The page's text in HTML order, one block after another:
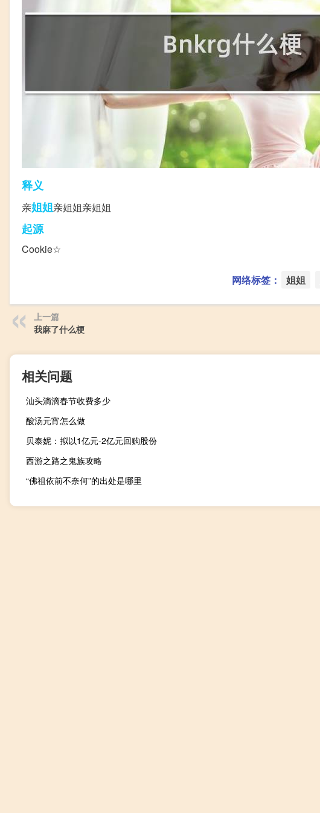
释义
亲姐姐亲姐姐亲姐姐
起源
Cookie☆
网络标签： 姐姐
上一篇
我麻了什么梗
相关问题
汕头滴滴春节收费多少
酸汤元宵怎么做
贝泰妮：拟以1亿元-2亿元回购股份
西游之路之鬼族攻略
“佛祖依前不奈何”的出处是哪里